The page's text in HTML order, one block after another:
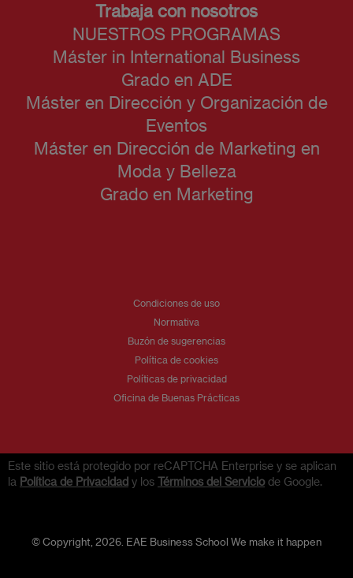
Trabaja con nosotros
NUESTROS PROGRAMAS
Máster in International Business
Grado en ADE
Máster en Dirección y Organización de
Eventos
Máster en Dirección de Marketing en
Moda y Belleza
Grado en Marketing
Condiciones de uso
Normativa
Buzón de sugerencias
Política de cookies
Políticas de privacidad
Oficina de Buenas Prácticas
Este sitio está protegido por reCAPTCHA Enterprise y se aplican
la Política de Privacidad y los Términos del Serviciode Google.
© Copyright, 2026. EAE Business School We make it happen